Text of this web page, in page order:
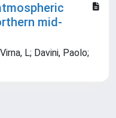
mid-
L; Davini, Paolo;